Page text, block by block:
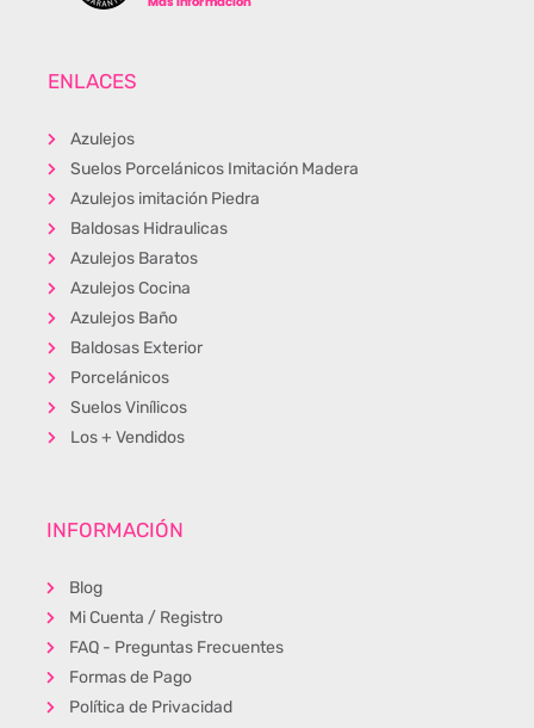
ENLACES
Azulejos
Suelos Porcelánicos Imitación Madera
Azulejos imitación Piedra
Baldosas Hidraulicas
Azulejos Baratos
Azulejos Cocina
Azulejos Baño
Baldosas Exterior
Porcelánicos
Suelos Vinílicos
Los + Vendidos
INFORMACIÓN
Blog
Mi Cuenta / Registro
FAQ - Preguntas Frecuentes
Formas de Pago
Política de Privacidad